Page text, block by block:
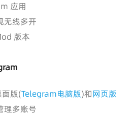
应用
无线多开
版本
版(Telegram电脑版)和网页版
理多账号